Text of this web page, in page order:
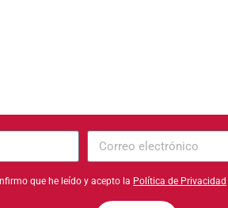
Correo
electrónico
que he leído y acepto la Política de Privacidad